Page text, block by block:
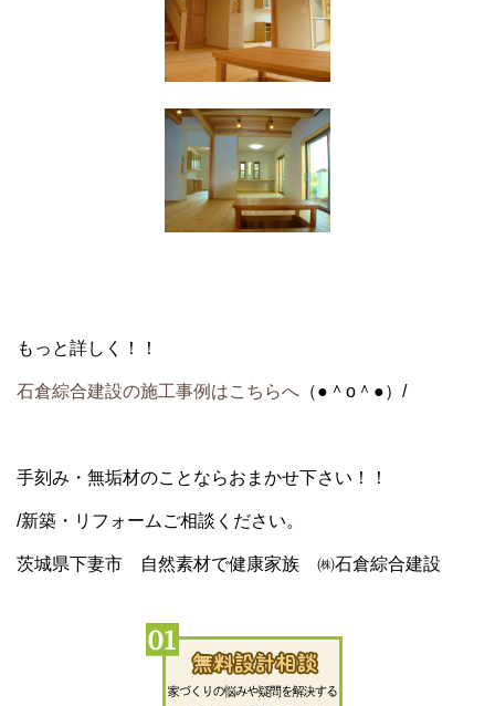
もっと詳しく！！
石倉綜合建設の施工事例はこちらへ （●＾o＾●）/
手刻み・無垢材のことならおまかせ下さい！！
/新築・リフォームご相談ください。
茨城県下妻市 自然素材で健康家族 ㈱石倉綜合建設